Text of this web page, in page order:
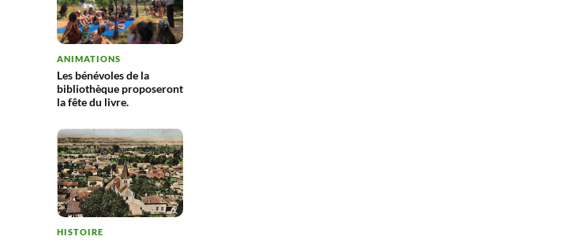
ANIMATIONS
Les bénévoles de la
bibliothèque proposeront
la fête du livre.
HISTOIRE